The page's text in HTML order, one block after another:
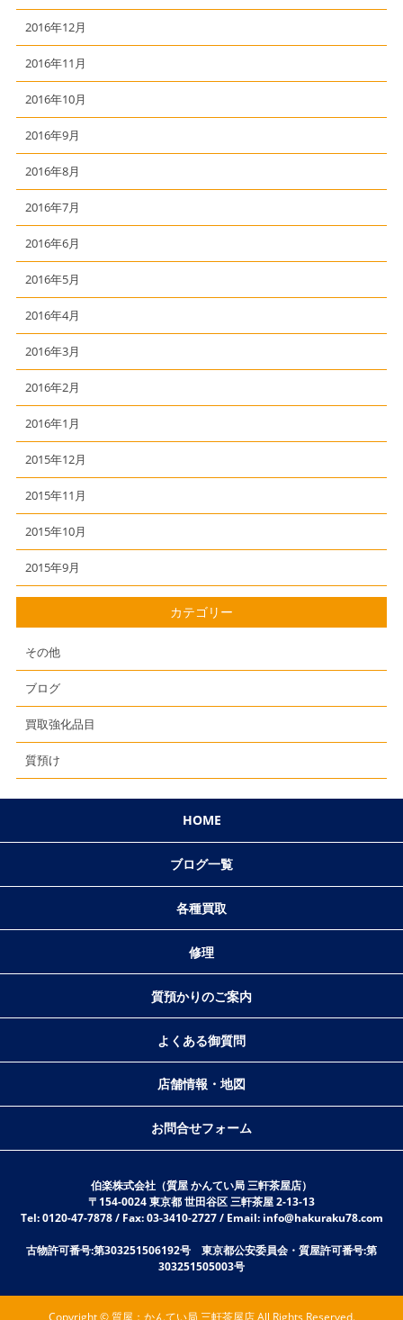
2016年12月
2016年11月
2016年10月
2016年9月
2016年8月
2016年7月
2016年6月
2016年5月
2016年4月
2016年3月
2016年2月
2016年1月
2015年12月
2015年11月
2015年10月
2015年9月
カテゴリー
その他
ブログ
買取強化品目
質預け
HOME
ブログ一覧
各種買取
修理
質預かりのご案内
よくある御質問
店舗情報・地図
お問合せフォーム
伯楽株式会社（質屋 かんてい局 三軒茶屋店）
〒154-0024 東京都 世田谷区 三軒茶屋 2-13-13
Tel: 0120-47-7878 / Fax: 03-3410-2727 / Email: info@hakuraku78.com
古物許可番号:第303251506192号 東京都公安委員会・質屋許可番号:第
303251505003号
Copyright © 質屋：かんてい局 三軒茶屋店 All Rights Reserved.